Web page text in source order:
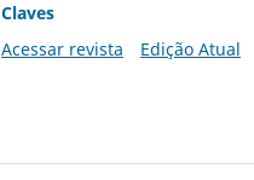
Claves
Acessar revista
Edição Atual